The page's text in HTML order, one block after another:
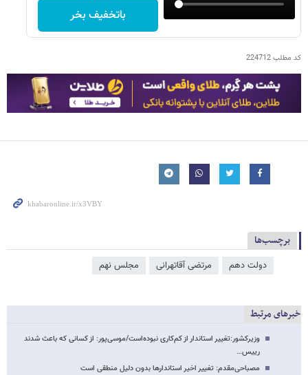
باتخفیف بخر
کد مطلب224712
برچسب‌ها
دولت دهم مرتضی آقاتهرانی مجلس نهم
خبرهای مرتبط
وزیرکشور:تغییر استاندار از کم‌کاری نبوده‌است/موسی‌پور: از کسانی که باعث شدند
رییس…
مصباحی‌مقدم: تغییر اخیر استاندار‌ها بدون دلیل منطقی است